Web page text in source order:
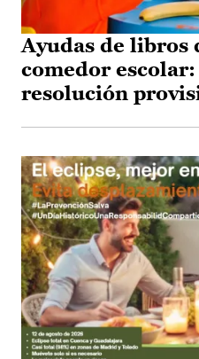
Ayudas de libros
comedor
resolución